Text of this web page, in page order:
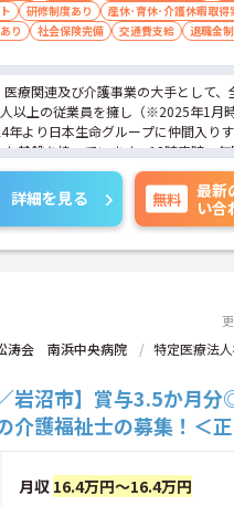
研修制度あり
産休･育休･介護休暇取得
り
社会保険完備 交通費支給 退職金
医療関連及び介護事業の大手として、
以上の従業員を擁し（※2025年1月
年より日本生命グループに仲間入り
た基盤を持っています。18時定時、年
で、完全週休二日制を採用しており
も充実させながら働ける環境です。
休業の取得実績もあり、また企業主
用もでき、子育て世代の方も安心し
経験者やブランクのある方も大歓迎
がしっかりサポートします。地域に貢
あなたのスキルを活かして新たなキャ
ントなど、さらに詳細をお話しします
ご相談ください！
詳細を見る 無料
最新
い合
涛会 南浜中央病院
特定医療法
／岩沼市】賞与3.5か月
介護福祉士の募集！＜
月収 16.4万円～16.4万円